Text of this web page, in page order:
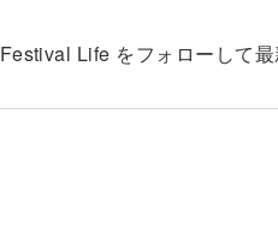
Festival Life をフォローして最